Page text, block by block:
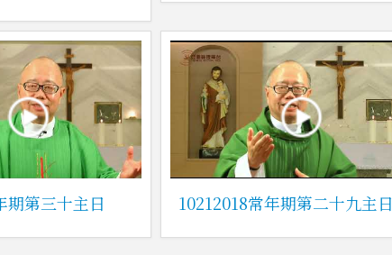
期第三十主日 10212018常年期第二十九主日